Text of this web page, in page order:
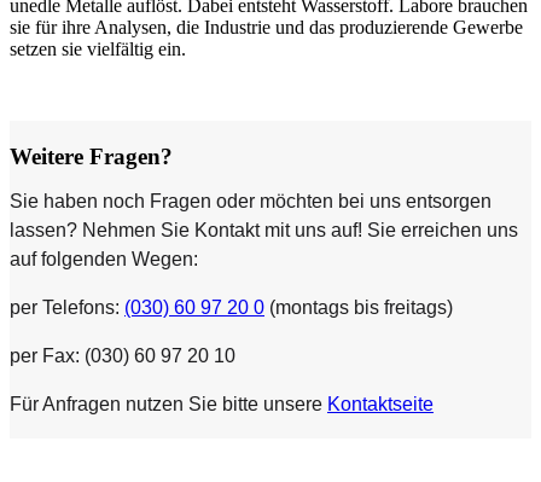
unedle Metalle auflöst. Dabei entsteht Wasserstoff. Labore brauchen
sie für ihre Analysen, die Industrie und das produzierende Gewerbe
setzen sie vielfältig ein.
Weitere Fragen?
Sie haben noch Fragen oder möchten bei uns entsorgen
lassen? Nehmen Sie Kontakt mit uns auf! Sie erreichen uns
auf folgenden Wegen:
per Telefons: (030) 60 97 20 0 (montags bis freitags)
per Fax: (030) 60 97 20 10
Für Anfragen nutzen Sie bitte unsere Kontaktseite